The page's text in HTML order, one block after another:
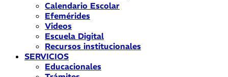
Calendario Escolar
Efemérides
Videos
Escuela Digital
Recursos institucionales
SERVICIOS
Educacionales